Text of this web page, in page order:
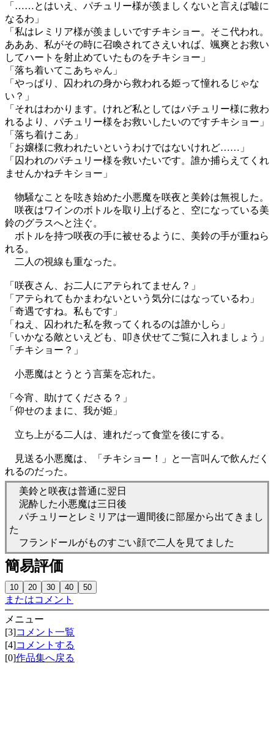
「……とはいえ、パチュリー様が羨ましくないと言えば嘘に
なるわ」
「私はレミリア様が羨ましいですチキショー。そこ代われ。
あああ、私がその時に召喚されてさえいれば、颯爽とお救い
してハートを射止めていたものをチキショー」
「落ち着いてこあちゃん」
「やっぱり、囚われの身から救われる姫って憧れるじゃな
い？」
「それはわかります。けれど私としてはパチュリー様に救わ
れるより、パチュリー様をお救いしたいのですチキショー」
「落ち着けこあ」
「お嬢様に救われたいというわけではないけれど……」
「囚われのパチュリー様を救いたいです。誰か捕らえてくれ
ませんかねチキショー」
物騒なことを呟き始めた小悪魔を咲夜と美鈴は無視した。
咲夜はワインのボトルを取り上げると、空になっている美
鈴のグラスへと注ぐ。
ボトルを持つ咲夜の手に被せるように、美鈴の手が重ねら
れる。
二人の視線も重なった。
「咲夜さん、お二人にアテられてません？」
「アテられてもかまわないという気分にはなっているわ」
「奇遇ですね。私もです」
「ねえ、囚われた私を救ってくれるのは誰かしら」
「いかなる敵といえども、叩き伏せてご覧に入れましょう」
「チキショー？」
小悪魔はとうとう言葉を忘れた。
「今宵、助けてくださる？」
「仰せのままに、我が姫」
立ち上がる二人は、連れだって食堂を後にする。
見送る小悪魔は、「チキショー！」と一言叫んで飲んだく
れるのだった。
美鈴と咲夜は普通に翌日
泥酔した小悪魔は三日後
パチュリーとレミリアは一週間後に部屋から出てきまし
た
フランドールがものすごい顔で二人を見てました
簡易評価
またはコメント
メニュー
[3]コメント一覧
[4]コメントする
[0]作品集へ戻る